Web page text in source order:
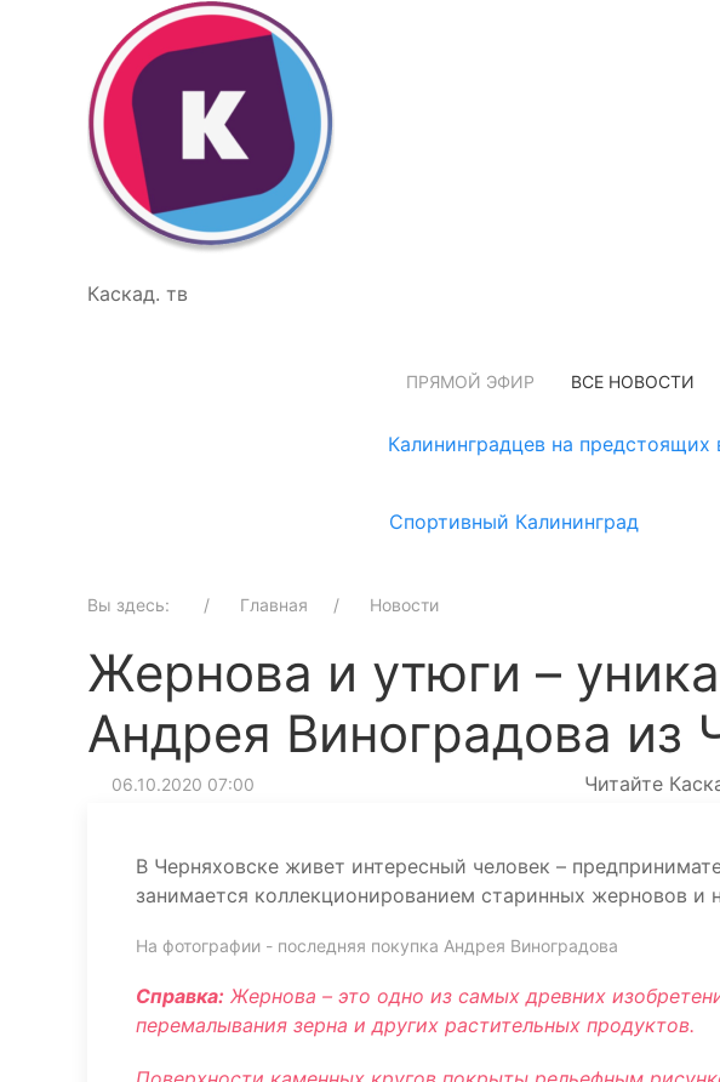
Каскад. тв
ПРЯМОЙ ЭФИР ВСЕ НОВОСТИ
Калининградцев на
Спортивный Калининград
Вы здесь: Главная Новости
Жернова и утюги –
Андрея Виноградова из
06.10.2020 07:00 Читайте
В Черняховске живет интересный человек –
занимается коллекционированием старинных жерновов и
На фотографии - последняя покупка Андрея Виноградова
Справка: Жернова – это одно из самых древних
перемалывания зерна и других растительных продуктов.